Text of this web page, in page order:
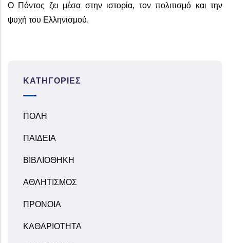
Ο Πόντος ζει μέσα στην ιστορία, τον πολιτισμό και την
ψυχή του Ελληνισμού.
ΚΑΤΗΓΟΡΊΕΣ
ΠΟΛΗ
ΠΑΙΔΕΙΑ
ΒΙΒΛΙΟΘΗΚΗ
ΑΘΛΗΤΙΣΜΟΣ
ΠΡΟΝΟΙΑ
ΚΑΘΑΡΙΟΤΗΤΑ